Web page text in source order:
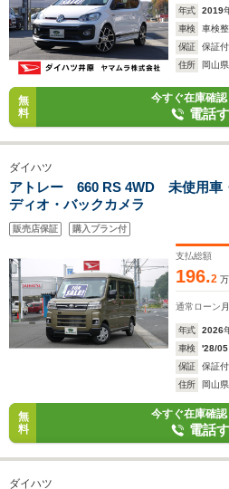
年式
2019
車検
車検
保証
保証付
住所
岡山
無
料
今すぐ在庫確
電話
ダイハツ
アトレー 660 RS 4WD 未使用車
ディオ・バックカメラ
販売店保証 購入プラン付
支払総額
196.2
通常ローン
年式 2026
車検
'28/05
保証
保証付
住所
岡山
無
料
今すぐ在庫確
電話
ダイハツ